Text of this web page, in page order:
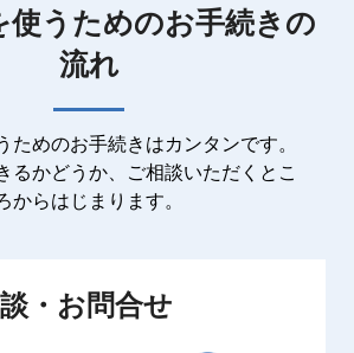
使うためのお手続きの
流れ
ためのお手続きはカンタンです。
るかどうか、ご相談いただくとこ
からはじまります。
・お問合せ